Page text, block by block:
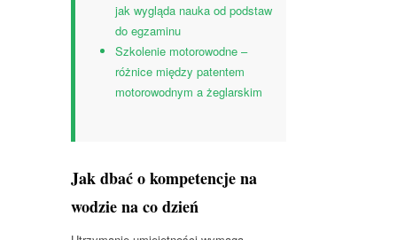
jak wygląda nauka od podstaw
do egzaminu
Szkolenie motorowodne –
różnice między patentem
motorowodnym a żeglarskim
Jak dbać o kompetencje na
wodzie na co dzień